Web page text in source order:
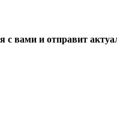
с вами и отправит